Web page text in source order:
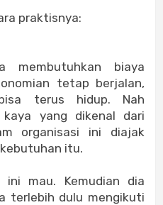
praktisnya:
membutuhkan biaya
tetap berjalan,
terus hidup. Nah
kaya yang dikenal dari
organisasi ini diajak
itu.
mau. Kemudian dia
terlebih dulu mengikuti